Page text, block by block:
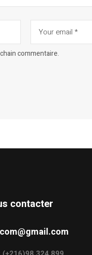
commentaire.
contacter